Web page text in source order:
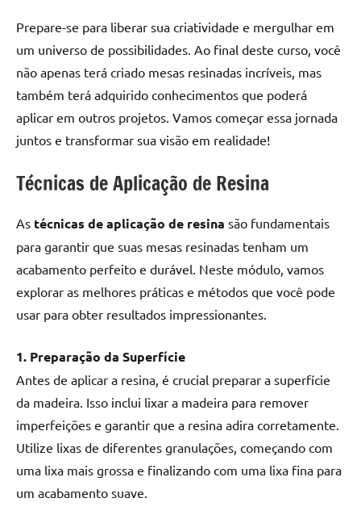
tampinhas
resinadas.
Prepare-se para liberar sua criatividade e mergulhar em
um universo de possibilidades. Ao final deste curso, você
não apenas terá criado mesas resinadas incríveis, mas
também terá adquirido conhecimentos que poderá
aplicar em outros projetos. Vamos começar essa jornada
juntos e transformar sua visão em realidade!
Técnicas de Aplicação de Resina
As técnicas de aplicação de resina são fundamentais
para garantir que suas mesas resinadas tenham um
acabamento perfeito e durável. Neste módulo, vamos
explorar as melhores práticas e métodos que você pode
usar para obter resultados impressionantes.
1. Preparação da Superfície
Antes de aplicar a resina, é crucial preparar a superfície
da madeira. Isso inclui lixar a madeira para remover
imperfeições e garantir que a resina adira corretamente.
Utilize lixas de diferentes granulações, começando com
uma lixa mais grossa e finalizando com uma lixa fina para
um acabamento suave.